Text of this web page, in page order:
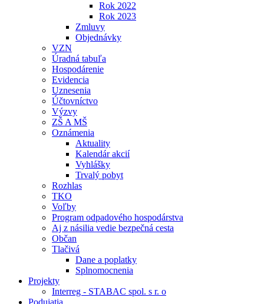
Rok 2022
Rok 2023
Zmluvy
Objednávky
VZN
Úradná tabuľa
Hospodárenie
Evidencia
Uznesenia
Účtovníctvo
Výzvy
ZŠ A MŠ
Oznámenia
Aktuality
Kalendár akcií
Vyhlášky
Trvalý pobyt
Rozhlas
TKO
Voľby
Program odpadového hospodárstva
Aj z násilia vedie bezpečná cesta
Občan
Tlačivá
Dane a poplatky
Splnomocnenia
Projekty
Interreg - STABAC spol. s r. o
Podujatia